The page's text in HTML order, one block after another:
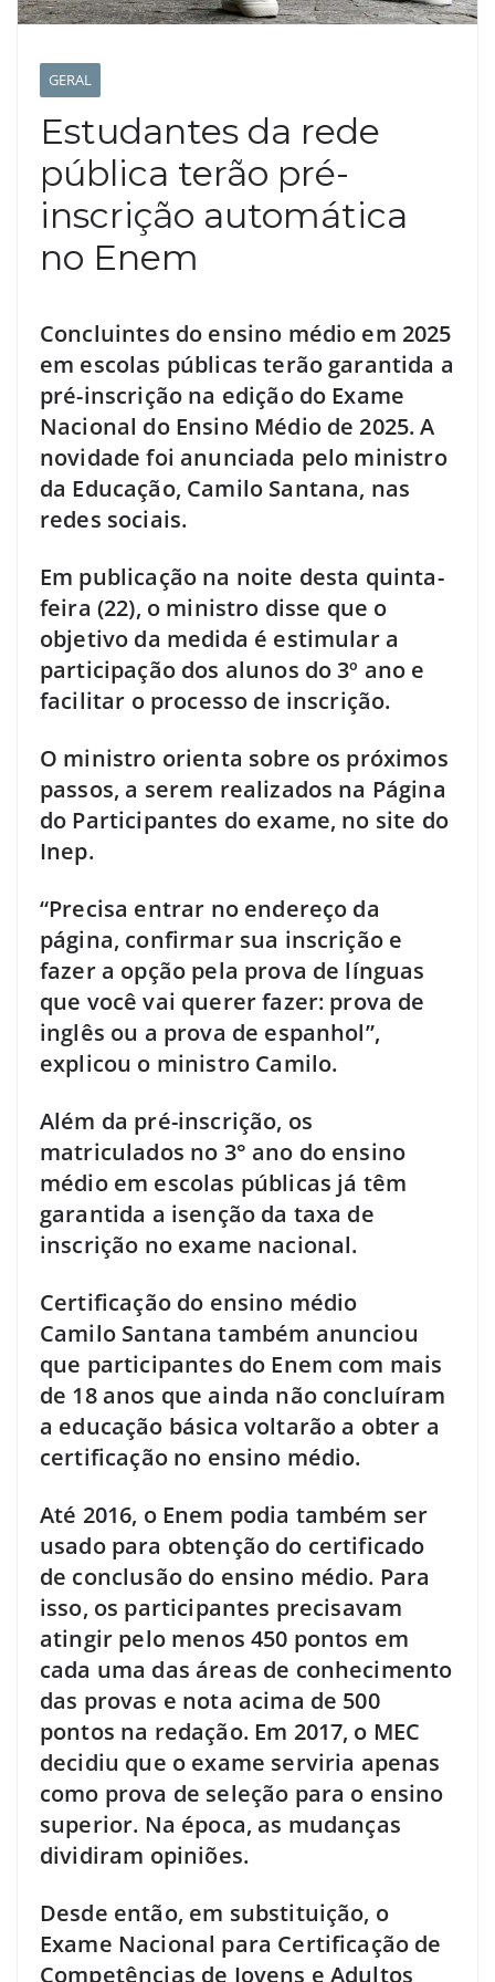
GERAL
Estudantes da rede
pública terão pré-
inscrição automática
no Enem
Concluintes do ensino médio em 2025
em escolas públicas terão garantida a
pré-inscrição na edição do Exame
Nacional do Ensino Médio de 2025. A
novidade foi anunciada pelo ministro
da Educação, Camilo Santana, nas
redes sociais.
Em publicação na noite desta quinta-
feira (22), o ministro disse que o
objetivo da medida é estimular a
participação dos alunos do 3º ano e
facilitar o processo de inscrição.
O ministro orienta sobre os próximos
passos, a serem realizados na Página
do Participantes do exame, no site do
Inep.
“Precisa entrar no endereço da
página, confirmar sua inscrição e
fazer a opção pela prova de línguas
que você vai querer fazer: prova de
inglês ou a prova de espanhol”,
explicou o ministro Camilo.
Além da pré-inscrição, os
matriculados no 3° ano do ensino
médio em escolas públicas já têm
garantida a isenção da taxa de
inscrição no exame nacional.
Certificação do ensino médio
Camilo Santana também anunciou
que participantes do Enem com mais
de 18 anos que ainda não concluíram
a educação básica voltarão a obter a
certificação no ensino médio.
Até 2016, o Enem podia também ser
usado para obtenção do certificado
de conclusão do ensino médio. Para
isso, os participantes precisavam
atingir pelo menos 450 pontos em
cada uma das áreas de conhecimento
das provas e nota acima de 500
pontos na redação. Em 2017, o MEC
decidiu que o exame serviria apenas
como prova de seleção para o ensino
superior. Na época, as mudanças
dividiram opiniões.
Desde então, em substituição, o
Exame Nacional para Certificação de
Competências de Jovens e Adultos